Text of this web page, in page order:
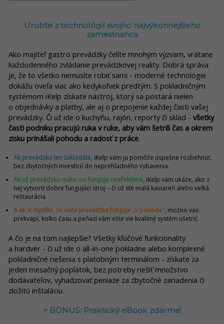
Urobte z technológií svojho najvýkonnejšieho
zamestnanca
Ako majiteľ gastro prevádzky čelíte mnohým výzvam, vrátane
každodenného zvládanie prevádzkovej reality. Dobrá správa
je, že to všetko nemusíte robiť sami - moderné technológie
dokážu oveľa viac ako kedykoľvek predtým. S pokladničným
systémom iKelp získate nástroj, ktorý sa postará nielen
o objednávky a platby, ale aj o prepojenie každej časti vašej
prevádzky. Či už ide o kuchyňu, rajón, reporty či sklad - všetky
časti podniku pracujú ruka v ruke, aby vám šetrili čas a okrem
zisku prinášali pohodu a radosť z práce.
Ak prevádzku len zakladáte, iKelp vám ju pomôže úspešne rozbehnúť,
bez zbytočných investícií do neprehľadného vybavenia.
Ak už prevádzku máte, no funguje neefektívne, iKelp vám ukáže, ako z
nej vytvoriť dobre fungujúci stroj – či už ste malá kaviareň alebo veľká
reštaurácia.
A ak si myslíte, že vaša prevádzka funguje „v pohode“, možno vás
prekvapí, koľko času a peňazí vám ešte vie kvalitný systém ušetriť.
A čo je na tom najlepšie? Všetky kľúčové funkcionality
a hardvér - či už ide o all-in-one pokladne alebo komplexné
pokladničné riešenia s platobným terminálom - získate za
jeden mesačný poplatok, bez potreby riešiť množstvo
dodávateľov, vyhadzovať peniaze za zbytočné zariadenia či
zložitú inštaláciu.
+ BONUS: Praktický eBook zdarma!